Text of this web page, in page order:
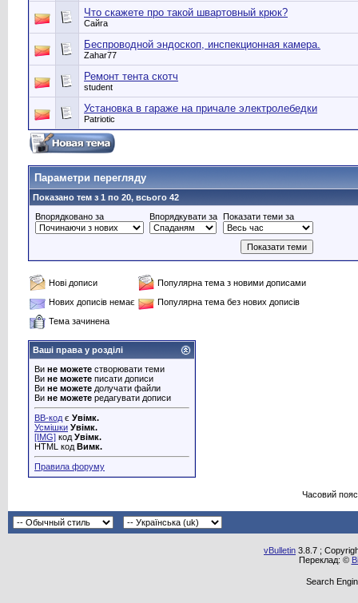
Что скажете про такой швартовный крюк?
Сайга
Беспроводной эндоскоп, инспекционная камера.
Zahar77
Ремонт тента скотч
student
Установка в гараже на причале электролебедки
Patriotic
Параметри перегляду
Показано тем з 1 по 20, всього 42
Впорядковано за
Впорядкувати за Показати теми за
Нові дописи
Популярна тема з новими дописами
Нових дописів немає
Популярна тема без нових дописів
Тема зачинена
Ваші права у розділі
Ви не можете створювати теми
Ви не можете писати дописи
Ви не можете долучати файли
Ви не можете редагувати дописи
BB-код є Увімк.
Усмішки Увімк.
[IMG] код Увімк.
HTML код Вимк.
Правила форуму
Часовий
vBulletin 3.8.7 ;
Переклад: ©
Search